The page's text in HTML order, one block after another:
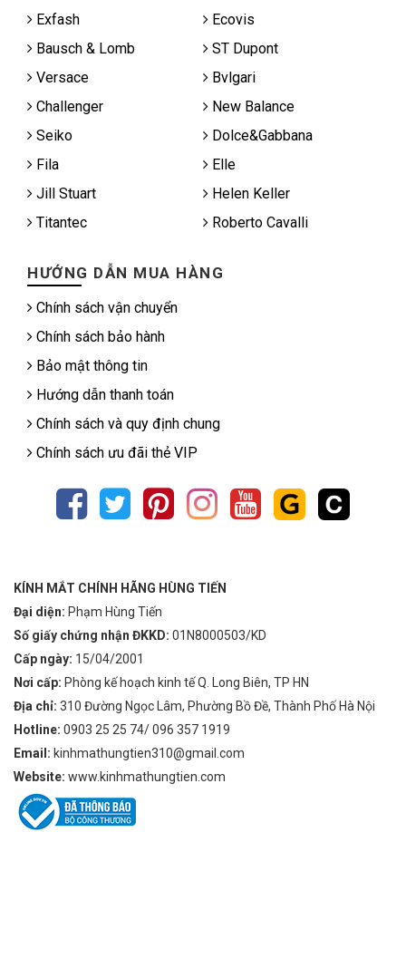
Exfash
Ecovis
Bausch & Lomb
ST Dupont
Versace
Bvlgari
Challenger
New Balance
Seiko
Dolce&Gabbana
Fila
Elle
Jill Stuart
Helen Keller
Titantec
Roberto Cavalli
HƯỚNG DẪN MUA HÀNG
Chính sách vận chuyển
Chính sách bảo hành
Bảo mật thông tin
Hướng dẫn thanh toán
Chính sách và quy định chung
Chính sách ưu đãi thẻ VIP
KÍNH MẮT CHÍNH HÃNG HÙNG TIẾN
Đại diện: Phạm Hùng Tiến
Số giấy chứng nhận ĐKKD: 01N8000503/KD
Cấp ngày: 15/04/2001
Nơi cấp: Phòng kế hoạch kinh tế Q. Long Biên, TP HN
Địa chỉ: 310 Đường Ngọc Lâm, Phường Bồ Đề, Thành Phố Hà Nội
Hotline: 0903 25 25 74/ 096 357 1919
Email: kinhmathungtien310@gmail.com
Website: www.kinhmathungtien.com